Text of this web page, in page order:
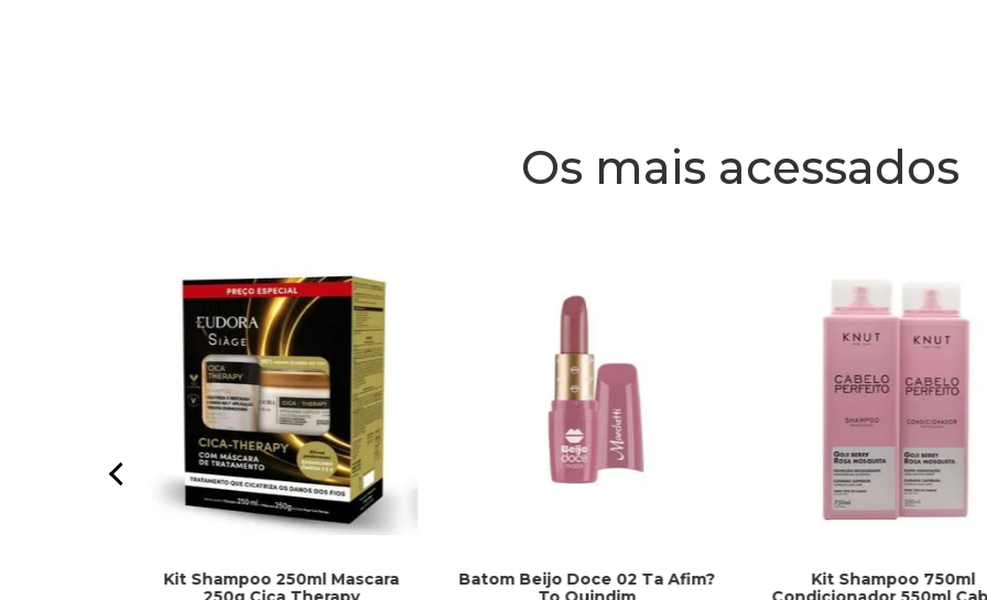
Os mais acessados
Kit Shampoo 250ml Mascara
Batom Beijo Doce 02 Ta Afim?
Kit Shampoo 750ml